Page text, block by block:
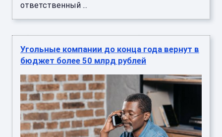
ответственный ...
Угольные компании до конца года вернут в
бюджет более 50 млрд рублей